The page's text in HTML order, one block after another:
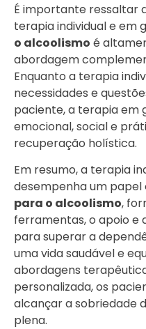
É importante ressaltar
terapia individual e em
o alcoolismo é
abordagem
Enquanto a terapia
necessidades e
paciente, a terapia em
emocional, social e
recuperação holística.
Em resumo, a terapia
desempenha um papel
para o alcoolismo,
ferramentas, o apoio e
para superar a
uma vida saudável e
abordagens
personalizada, os
alcançar a sobriedade
plena.